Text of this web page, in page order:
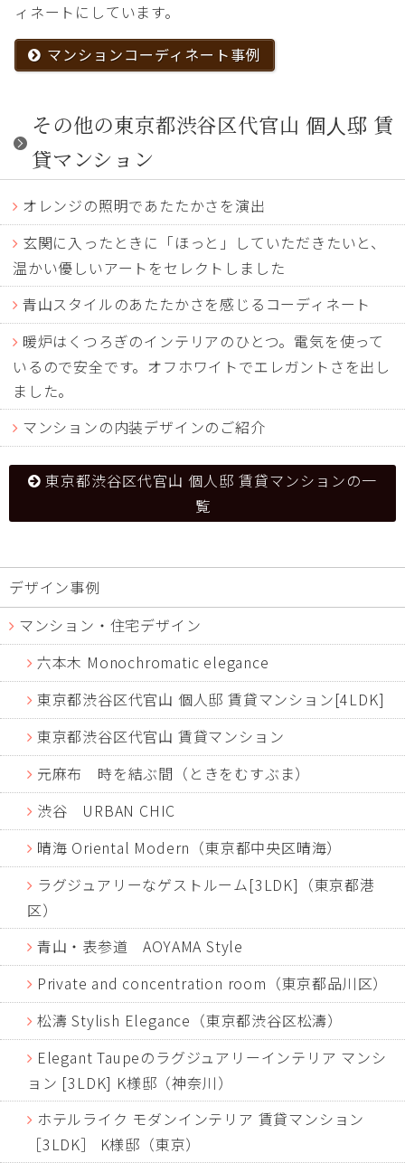
ィネートにしています。
マンションコーディネート事例
その他の東京都渋谷区代官山 個人邸 賃
貸マンション
オレンジの照明であたたかさを演出
玄関に入ったときに「ほっと」していただきたいと、
温かい優しいアートをセレクトしました
青山スタイルのあたたかさを感じるコーディネート
暖炉はくつろぎのインテリアのひとつ。電気を使って
いるので安全です。オフホワイトでエレガントさを出し
ました。
マンションの内装デザインのご紹介
東京都渋谷区代官山 個人邸 賃貸マンションの一
覧
デザイン事例
マンション・住宅デザイン
六本木 Monochromatic elegance
東京都渋谷区代官山 個人邸 賃貸マンション[4LDK]
東京都渋谷区代官山 賃貸マンション
元麻布 時を結ぶ間（ときをむすぶま）
渋谷 URBAN CHIC
晴海 Oriental Modern（東京都中央区晴海）
ラグジュアリーなゲストルーム[3LDK]（東京都港
区）
青山・表参道 AOYAMA Style
Private and concentration room（東京都品川区）
松濤 Stylish Elegance（東京都渋谷区松濤）
Elegant Taupeのラグジュアリーインテリア マンシ
ョン [3LDK] K様邸（神奈川）
ホテルライク モダンインテリア 賃貸マンション
［3LDK］ K様邸（東京）